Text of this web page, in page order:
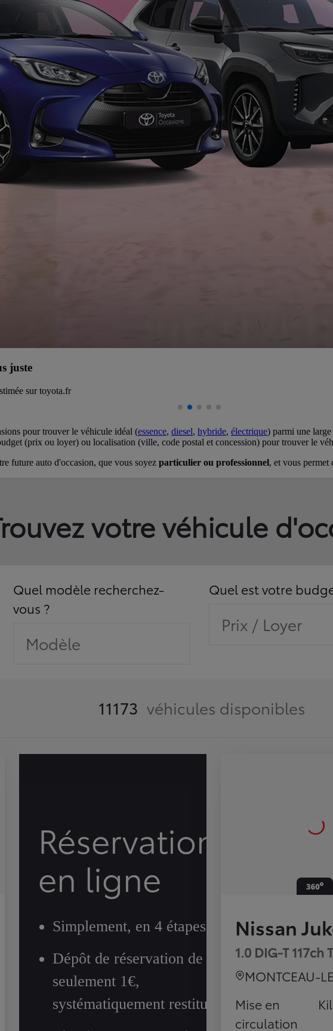
juste
sur toyota.fr
pour trouver le véhicule idéal (essence, diesel, hybride, électrique) parmi une large
(prix ou loyer) ou localisation (ville, code postal et concession) pour trouver le
future auto d'occasion, que vous soyez particulier ou professionnel, et vous permet
votre véhicule
Quel modèle recherchez-
vous ?
Modèle
Quel est votre
Prix / Loyer
11173 véhicules disponibles
Réservation
en ligne
Simplement, en 4 étapes
Dépôt de réservation de
seulement 1€,
systématiquement restitué
Nissan
1.0 DIG-T 117ch
MONTCEAU-
Mise en
circulation